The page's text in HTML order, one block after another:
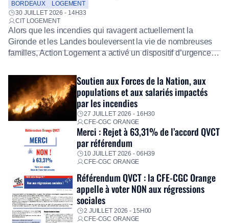
salariés
BORDEAUX
LOGEMENT
30 JUILLET 2026 - 14H33
CIT LOGEMENT
Alors que les incendies qui ravagent actuellement la
Gironde et les Landes bouleversent la vie de nombreuses
familles, Action Logement a activé un dispositif d’urgence
Fidèle à sa mission d’utilité sociale, le Groupe mobilise
immédiatement ses équipes afin de proposer un diagnostic
personnalisé, des aides financières pour faire face aux
premières dépenses, […]
Soutien aux Forces de la Nation, aux
populations et aux salariés impactés
par les incendies
27 JUILLET 2026 - 16H30
CFE-CGC ORANGE
Merci : Rejet à 63,31% de l’accord QVCT
par référendum
10 JUILLET 2026 - 06H39
CFE-CGC ORANGE
Référendum QVCT : la CFE-CGC Orange
appelle à voter NON aux régressions
sociales
2 JUILLET 2026 - 15H00
CFE-CGC ORANGE